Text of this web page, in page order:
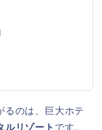
るのは、巨大ホテ
ルリゾート です。